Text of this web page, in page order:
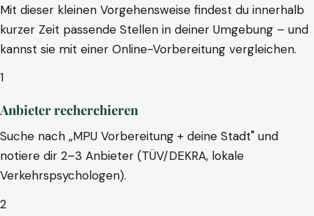
Mit dieser kleinen Vorgehensweise findest du innerhalb
kurzer Zeit passende Stellen in deiner Umgebung – und
kannst sie mit einer Online-Vorbereitung vergleichen.
1
Anbieter recherchieren
Suche nach „MPU Vorbereitung + deine Stadt" und
notiere dir 2–3 Anbieter (TÜV/DEKRA, lokale
Verkehrspsychologen).
2